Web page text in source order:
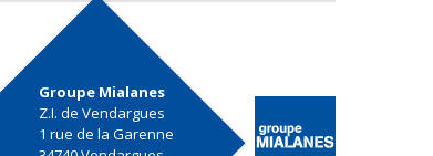
Groupe Mialanes
Z.I. de Vendargues
1 rue de la Garenne